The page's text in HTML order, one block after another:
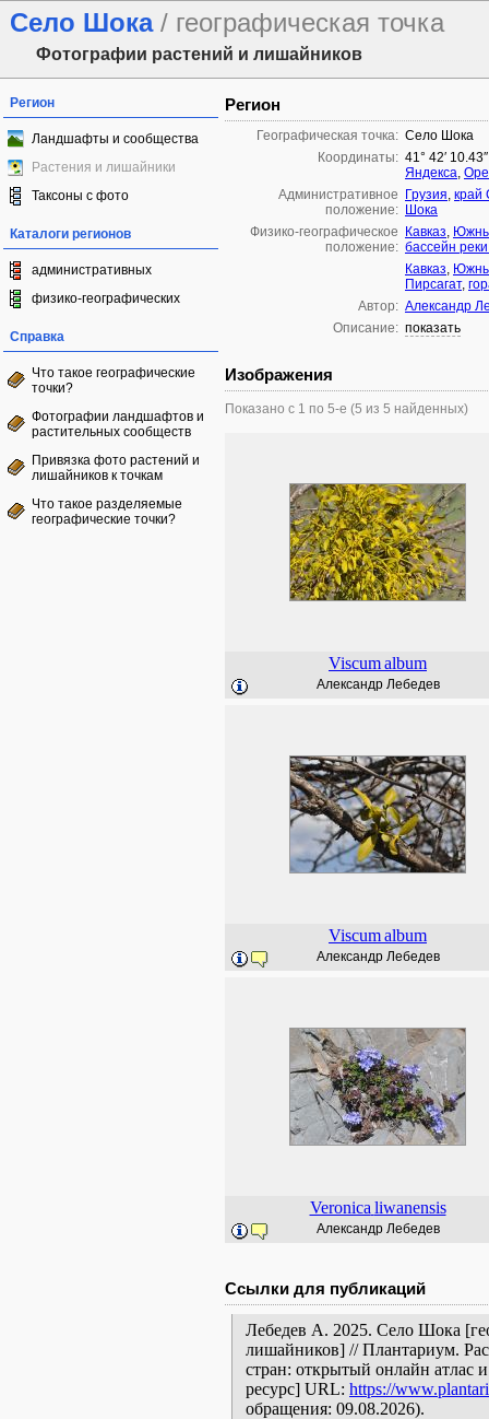
Село Шока / географическая точка
Фотографии растений и лишайников
Регион
Ландшафты и сообщества
Растения и лишайники
Таксоны с фото
Каталоги регионов
административных
физико-географических
Справка
Что такое географические
точки?
Фотографии ландшафтов и
растительных сообществ
Привязка фото растений и
лишайников к точкам
Что такое разделяемые
географические точки?
Регион
Географическая точка: Село Шока
Координаты: 41° 42′
Яндекса,
Административное
положение:
Грузия, край
Шока
Физико-географическое
положение:
Кавказ,
бассейн
Кавказ,
Пирсагат,
Автор: Александр
Описание: показать
Изображения
Показано с 1 по 5-е (5 из 5 найденных)
Viscumalbum
Александр Лебедев
Viscumalbum
Александр Лебедев
Veronica liwanensis
Александр Лебедев
Ссылки для публикаций
Лебедев А. 2025. Село Шока
лишайников] // Плантариум.
стран: открытый онлайн атлас
ресурс] URL: https://
обращения: 09.08.2026).